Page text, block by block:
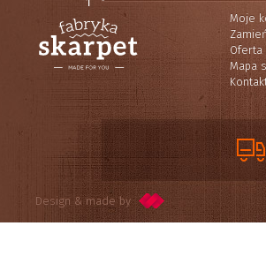
Moje
Oferta
Mapa
Design & made by